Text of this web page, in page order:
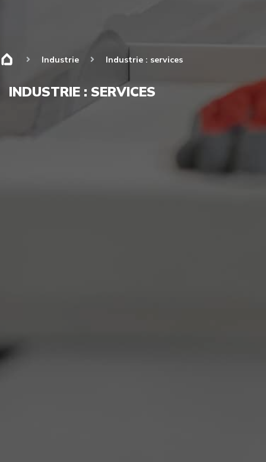
Industrie Industrie : services
INDUSTRIE : SERVICES